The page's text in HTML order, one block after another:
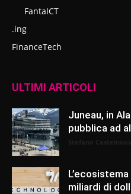
FantaICT
.ing
FinanceTech
ULTIMI ARTICOLI
Juneau, in
pubblica ad
miliardi di